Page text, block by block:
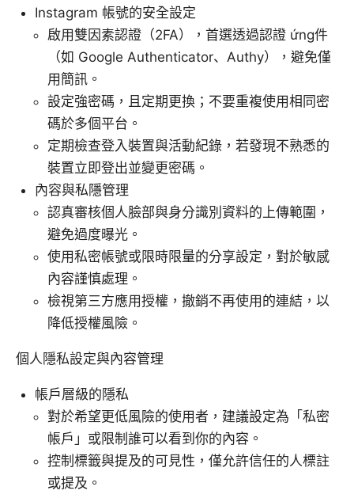
Instagram 帳號的安全設定
啟用雙因素認證（2FA），首選透過認證 ứng件
（如 Google Authenticator、Authy），避免僅
用簡訊。
設定強密碼，且定期更換；不要重複使用相同密
碼於多個平台。
定期檢查登入裝置與活動紀錄，若發現不熟悉的
裝置立即登出並變更密碼。
內容與私隱管理
認真審核個人臉部與身分識別資料的上傳範圍，
避免過度曝光。
使用私密帳號或限時限量的分享設定，對於敏感
內容謹慎處理。
檢視第三方應用授權，撤銷不再使用的連結，以
降低授權風險。
個人隱私設定與內容管理
帳戶層級的隱私
對於希望更低風險的使用者，建議設定為「私密
帳戶」或限制誰可以看到你的內容。
控制標籤與提及的可見性，僅允許信任的人標註
或提及。